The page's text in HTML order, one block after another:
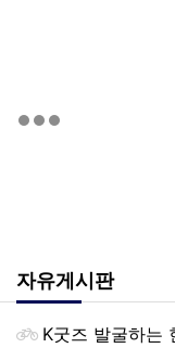
자유게시판
K굿즈 발굴하는 현대百